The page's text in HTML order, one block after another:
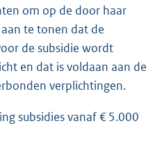
om op de door haar
te tonen dat de
de subsidie wordt
en dat is voldaan aan de
verplichtingen.
subsidies vanaf € 5.000